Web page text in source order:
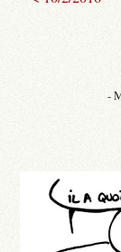
-